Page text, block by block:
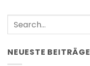
NEUESTE BEITRÄGE